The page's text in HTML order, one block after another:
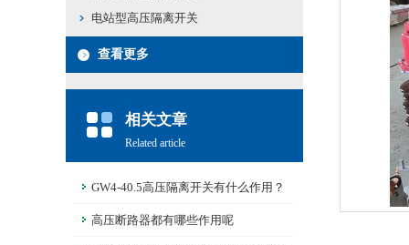
电站型高压隔离开关
查看更多
相关文章
Related article
GW4-40.5高压隔离开关有什么作用？
高压断路器都有哪些作用呢